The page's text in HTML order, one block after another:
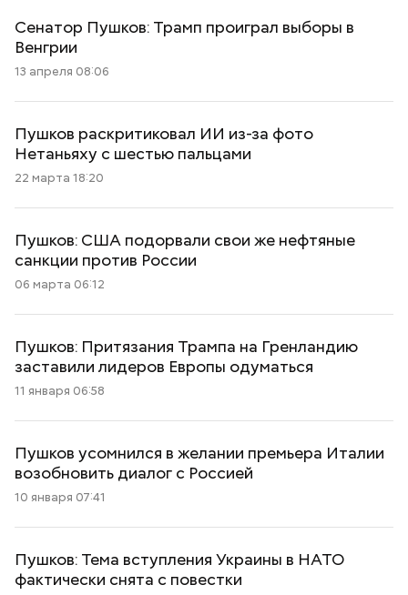
Сенатор Пушков: Трамп проиграл выборы в
Венгрии
13 апреля 08:06
Пушков раскритиковал ИИ из-за фото
Нетаньяху с шестью пальцами
22 марта 18:20
Пушков: США подорвали свои же нефтяные
санкции против России
06 марта 06:12
Пушков: Притязания Трампа на Гренландию
заставили лидеров Европы одуматься
11 января 06:58
Пушков усомнился в желании премьера Италии
возобновить диалог с Россией
10 января 07:41
Пушков: Тема вступления Украины в НАТО
фактически снята с повестки